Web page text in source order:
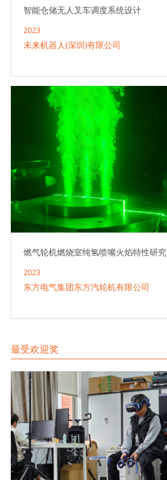
智能仓储无人叉车调度系统设计
2023
未来机器人(深圳)有限公司
燃气轮机燃烧室纯氢喷嘴火焰特性研究
2023
东方电气集团东方汽轮机有限公司
最受欢迎奖